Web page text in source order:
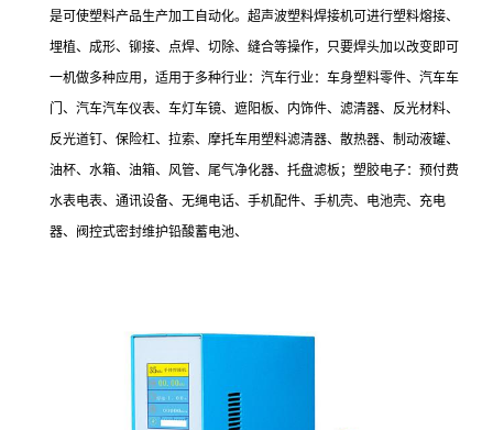
是可使塑料产品生产加工自动化。超声波塑料焊接机可进行塑料熔接、
埋植、成形、铆接、点焊、切除、缝合等操作，只要焊头加以改变即可
一机做多种应用，适用于多种行业：汽车行业：车身塑料零件、汽车车
门、汽车汽车仪表、车灯车镜、遮阳板、内饰件、滤清器、反光材料、
反光道钉、保险杠、拉索、摩托车用塑料滤清器、散热器、制动液罐、
油杯、水箱、油箱、风管、尾气净化器、托盘滤板；塑胶电子：预付费
水表电表、通讯设备、无绳电话、手机配件、手机壳、电池壳、充电
器、阀控式密封维护铅酸蓄电池、